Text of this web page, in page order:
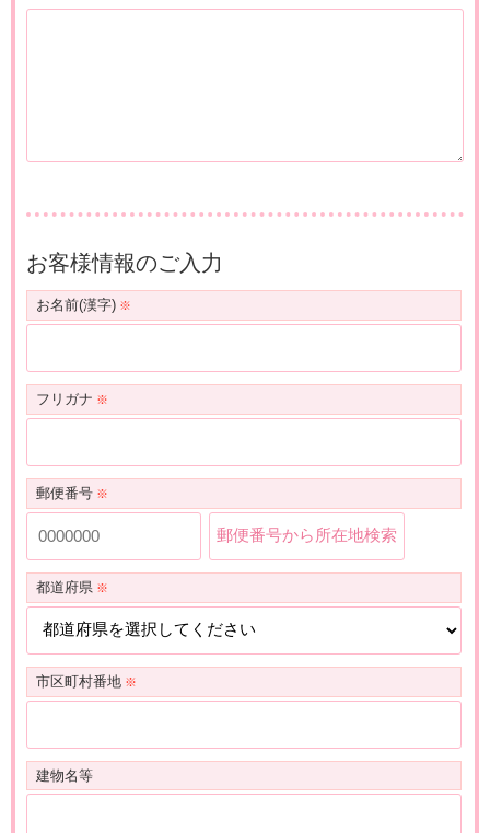
お客様情報のご入力
お名前(漢字)
フリガナ
郵便番号
郵便番号から所在地検索
都道府県
市区町村番地
建物名等